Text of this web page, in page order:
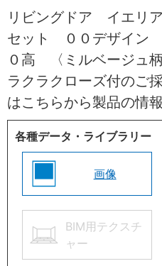
リビングドア イエリ
セット ００デザイン
０高 〈ミルベージ
ラクラクローズ付のご
はこちらから製品の情
各種データ・ライブラリー
画像
BIM用テクスチ
ャー